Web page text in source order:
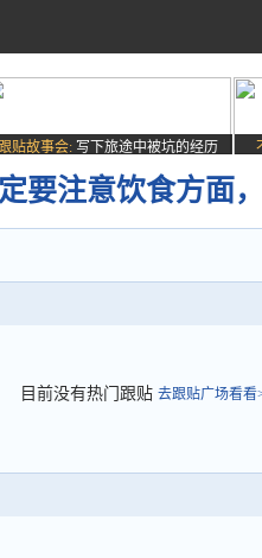
贴故事会: 写下旅途中被坑的经历
要注意饮食方面
目前没有热门跟贴 去跟贴广场看看